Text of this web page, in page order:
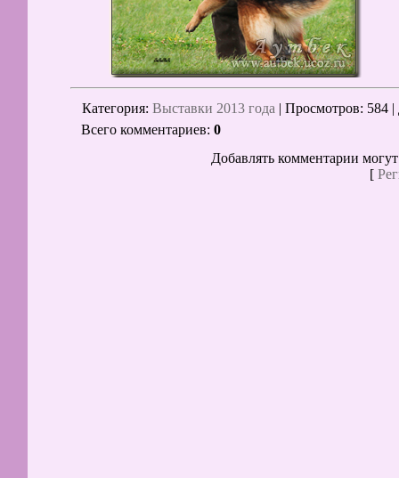
Категория: Выставки 2013 года | Просмотров: 584 |
Всего комментариев: 0
Добавлять комментарии
[